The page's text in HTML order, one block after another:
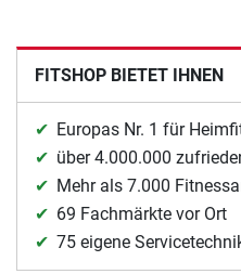
FITSHOP BIETET IHNEN
Europas Nr. 1 für
über 4.000.000
Mehr als 7.000
69 Fachmärkte vor Ort
75 eigene